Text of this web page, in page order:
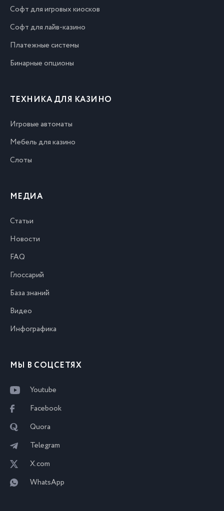
Софт для игровых киосков
Софт для лайв-казино
Платежные системы
Бинарные опционы
ТЕХНИКА ДЛЯ КАЗИНО
Игровые автоматы
Мебель для казино
Слоты
МЕДИА
Статьи
Новости
FAQ
Глоссарий
База знаний
Видео
Инфографика
МЫ В СОЦСЕТЯХ
Youtube
Facebook
Quora
Telegram
X.com
WhatsApp